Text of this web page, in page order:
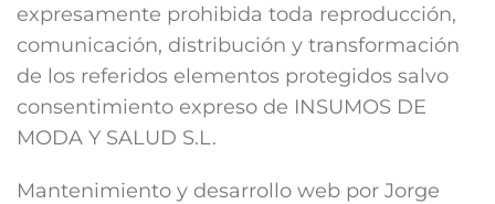
expresamente prohibida toda reproducción,
comunicación, distribución y transformación
de los referidos elementos protegidos salvo
consentimiento expreso de INSUMOS DE
MODA Y SALUD S.L.
Mantenimiento y desarrollo web por Jorge